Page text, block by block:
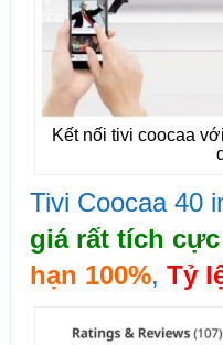
Kết nối tivi coocaa
Tivi Coocaa 40
giá rất tích cực
hạn 100%, Tỷ